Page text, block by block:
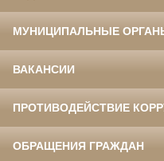
МУНИЦИПАЛЬНЫЕ
ВАКАНСИИ
ПРОТИВОДЕЙСТВИЕ
ОБРАЩЕНИЯ ГРАЖДАН